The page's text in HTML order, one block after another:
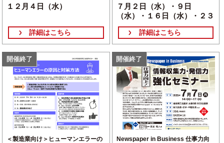
１２月４日（水）
詳細はこちら
７月２日（水）・９日
（水）・１６日（水）・２３
日（水）・３０日（水）
詳細はこちら
開催終了
＜製造業向け＞ヒューマンエラーの
開催終了
Newspaper in Business 仕事力向